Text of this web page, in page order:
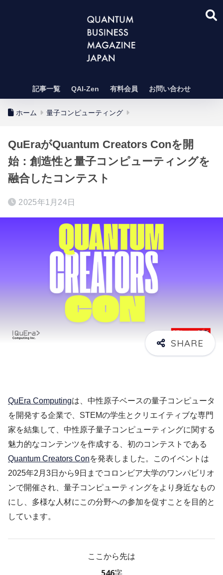
記事一覧 QAI-Zen 有料会員 お問い合わせ
ホーム 量子コンピューティング
QuEraがQuantum Creators Conを開
始：創造性と量子コンピューティングを
融合したコンテスト
2025年1月24日
QuEra Computingは、中性原子ベースの量子コンピュータ
を開発する企業で、STEMの学生とクリエイティブな専門
家を結集して、中性原子量子コンピューティングに関する
魅力的なコンテンツを作成する、初のコンテストである
Quantum Creators Conを発表しました。このイベントは
2025年2月3日から9日までコロンビア大学のワンパビリオ
ンで開催され、量子コンピューティングをより身近なもの
にし、多様な人材にこの分野への参加を促すことを目的と
しています。
ここから先は
546字